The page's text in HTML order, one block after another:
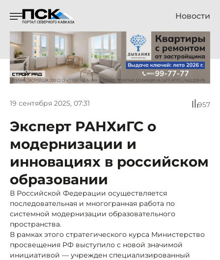
Новости
19 сентября 2025, 07:31 957
Эксперт РАНХиГС о
модернизации и
инновациях в российском
образовании
В Российской Федерации осуществляется
последовательная и многогранная работа по
системной модернизации образовательного
пространства.
В рамках этого стратегического курса Министерство
просвещения РФ выступило с новой значимой
инициативой — учрежден специализированный